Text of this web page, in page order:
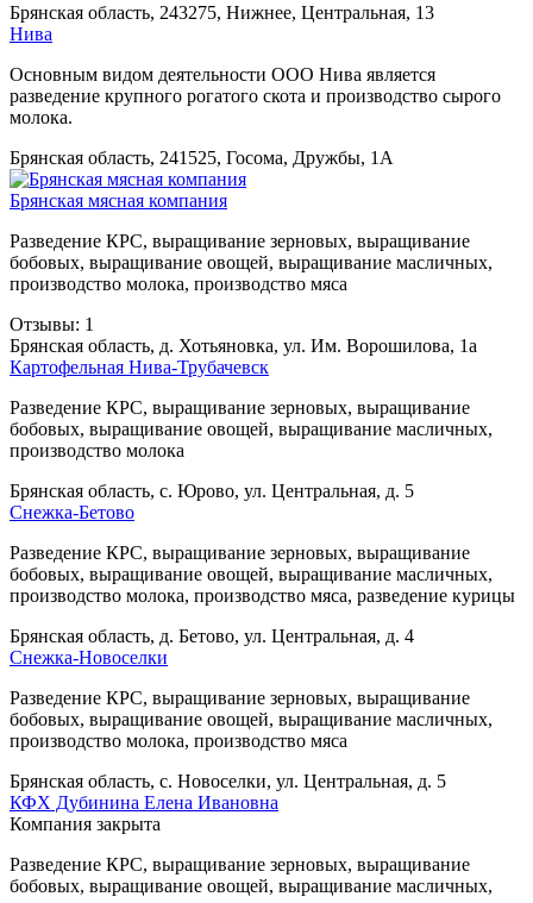
Брянская область, 243275, Нижнее, Центральная, 13
Нива
Основным видом деятельности ООО Нива является
разведение крупного рогатого скота и производство сырого
молока.
Брянская область, 241525, Госома, Дружбы, 1А
Брянская мясная компания
Разведение КРС, выращивание зерновых, выращивание
бобовых, выращивание овощей, выращивание масличных,
производство молока, производство мяса
Отзывы: 1
Брянская область, д. Хотьяновка, ул. Им. Ворошилова, 1а
Картофельная Нива-Трубачевск
Разведение КРС, выращивание зерновых, выращивание
бобовых, выращивание овощей, выращивание масличных,
производство молока
Брянская область, с. Юрово, ул. Центральная, д. 5
Снежка-Бетово
Разведение КРС, выращивание зерновых, выращивание
бобовых, выращивание овощей, выращивание масличных,
производство молока, производство мяса, разведение курицы
Брянская область, д. Бетово, ул. Центральная, д. 4
Снежка-Новоселки
Разведение КРС, выращивание зерновых, выращивание
бобовых, выращивание овощей, выращивание масличных,
производство молока, производство мяса
Брянская область, с. Новоселки, ул. Центральная, д. 5
КФХ Дубинина Елена Ивановна
Компания закрыта
Разведение КРС, выращивание зерновых, выращивание
бобовых, выращивание овощей, выращивание масличных,